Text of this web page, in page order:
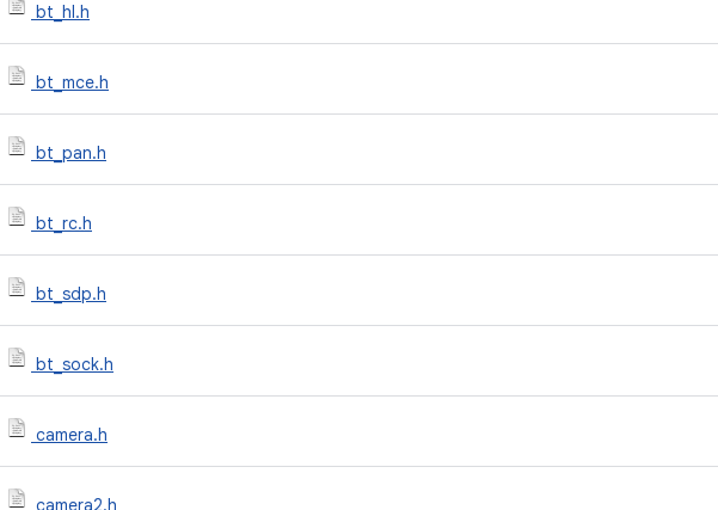
bt_hl.h
bt_mce.h
bt_pan.h
bt_rc.h
bt_sdp.h
bt_sock.h
camera.h
camera2.h